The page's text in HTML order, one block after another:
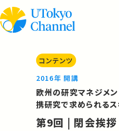
コンテンツ
2016年 開講
欧州の研究マネジメ
携研究で求められる
第9回 | 閉会挨拶